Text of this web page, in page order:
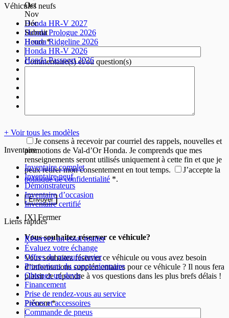
Oct
Nov
Déc
Submit
Heure*
Commentaire(s) et/ou question(s)
Je consens à recevoir par courriel des rappels, nouvelles et
promotions de Val-d’Or Honda. Je comprends que mes
renseignements seront utilisés uniquement à cette fin et que je
peux retirer mon consentement en tout temps.
J’accepte la
politique de confidentialité *.
[X] Fermer
Vous souhaitez réserver ce véhicule?
Vous souhaitez réserver ce véhicule ou vous avez besoin
d’informations supplémentaires pour ce véhicule ? Il nous fera
plaisir de répondre à vos questions dans les plus brefs délais !
Prénom*
Véhicules neufs
Honda HR-V 2027
Honda Prologue 2026
Honda Ridgeline 2026
Honda HR-V 2026
Honda Passport 2026
Honda CR-V 2026
+ Voir tous les modèles
Inventaire
Inventaire complet
Inventaire neuf
Démonstrateurs
Inventaire d’occasion
Inventaire certifié
Liens rapides
Réservez un essai routier
Évaluez votre échange
Offres du manufacturier
Promotions du concessionnaire
Obtenez un devis
Financement
Prise de rendez-vous au service
Pièces et accessoires
Commande de pneus